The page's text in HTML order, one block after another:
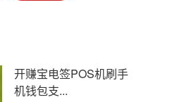
开赚宝电签POS机刷手
机钱包支...